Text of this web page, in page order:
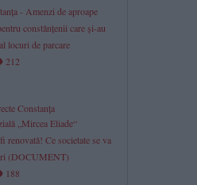
- Amenzi de aproape
constănțenii care și-au
locuri de parcare
212
Constanța
„Mircea Eliade“
renovată! Ce societate se va
(DOCUMENT)
188